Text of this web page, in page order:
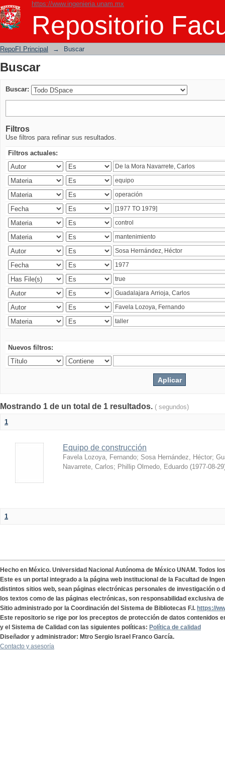
https://www.ingenieria.unam.mx
Repositorio
Buscar
RepoFI Principal → Buscar
Buscar
Buscar:
Filtros
Use filtros para refinar sus resultados.
Filtros actuales:
Nuevos filtros:
Mostrando 1 de un total de 1 resultados. ( segundos)
1
Equipo de construcción
Favela Lozoya, Fernando; Sosa Hernández, Héctor;
Navarrete, Carlos; Phillip Olmedo, Eduardo (1977-08-29
1
Hecho en México. Universidad Nacional Autónoma de México UNAM. Todos
Este es un portal integrado a la página web institucional de la Facultad de
distintos sitios web, sean páginas electrónicas personales de investigación o
los textos como de las páginas electrónicas, son responsabilidad exclusiva
Sitio administrado por la Coordinación del Sistema de Bibliotecas F.I. https://
Este repositorio se rige por los preceptos de protección de datos contenidos
y el Sistema de Calidad con las siguientes políticas: Política de calidad
Diseñador y administrador: Mtro Sergio Israel Franco García.
Contacto y asesoría